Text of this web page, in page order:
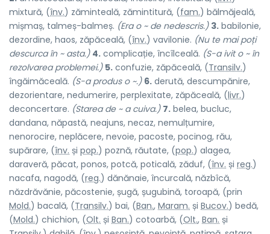
mixtură, (înv.) zăminteală, zămintitură, (fam.) bălmăjeală,
mișmaș, talmeș-balmeș. (Era o ~ de nedescris.) 3. babilonie,
dezordine, haos, zăpăceală, (înv.) vavilonie. (Nu te mai poți
descurca în ~ asta.) 4. complicație, încîlceală. (S-a ivit o ~ în
rezolvarea problemei.) 5. confuzie, zăpăceală, (Transilv.)
îngăimăceală. (S-a produs o ~.) 6. derută, descumpănire,
dezorientare, nedumerire, perplexitate, zăpăceală, (livr.)
deconcertare. (Starea de ~ a cuiva.) 7. belea, bucluc,
dandana, năpastă, neajuns, necaz, nemulțumire,
nenorocire, neplăcere, nevoie, pacoste, pocinog, rău,
supărare, (înv. și pop.) poznă, răutate, (pop.) alagea,
daraveră, păcat, ponos, potcă, poticală, zăduf, (înv. și reg.)
nacafa, nagodă, (reg.) dănănaie, încurcală, năzbîcă,
năzdrăvănie, păcostenie, șugă, șugubină, toroapă, (prin
Mold.) bacală, (Transilv.) bai, (Ban., Maram. și Bucov.) bedă,
(Mold.) chichion, (Olt. și Ban.) cotoarbă, (Olt., Ban. și